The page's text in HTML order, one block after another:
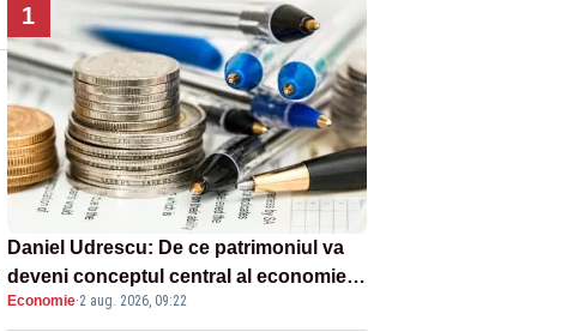
1
Daniel Udrescu: De ce patrimoniul va
deveni conceptul central al economiei
viitoare?
Economie·2 aug. 2026, 09:22